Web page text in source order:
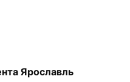
Ярославль